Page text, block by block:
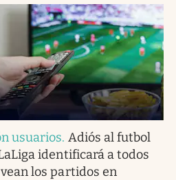
usuarios. Adiós al futbol
identificará a todos
los partidos en